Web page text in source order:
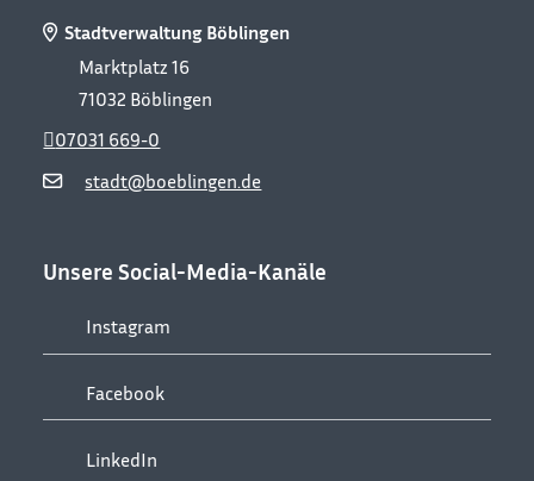
Stadtverwaltung Böblingen
Marktplatz 16
71032 Böblingen
stadt@boeblingen.de
07031 669-0
Unsere Social-Media-Kanäle
Instagram
Facebook
LinkedIn